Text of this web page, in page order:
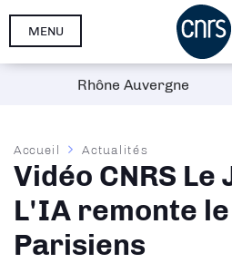
Aller
MENU
Fil
d'Ariane
Accueil Actualités
Vidéo CNRS Le
L'IA remonte
Parisiens